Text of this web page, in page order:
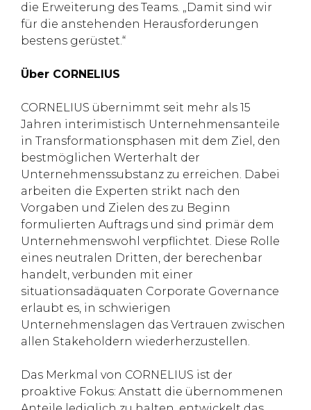
die Erweiterung des Teams. „Damit sind wir
für die anstehenden Herausforderungen
bestens gerüstet.“
Über CORNELIUS
CORNELIUS übernimmt seit mehr als 15
Jahren interimistisch Unternehmensanteile
in Transformationsphasen mit dem Ziel, den
bestmöglichen Werterhalt der
Unternehmenssubstanz zu erreichen. Dabei
arbeiten die Experten strikt nach den
Vorgaben und Zielen des zu Beginn
formulierten Auftrags und sind primär dem
Unternehmenswohl verpflichtet. Diese Rolle
eines neutralen Dritten, der berechenbar
handelt, verbunden mit einer
situationsadäquaten Corporate Governance
erlaubt es, in schwierigen
Unternehmenslagen das Vertrauen zwischen
allen Stakeholdern wiederherzustellen.
Das Merkmal von CORNELIUS ist der
proaktive Fokus: Anstatt die übernommenen